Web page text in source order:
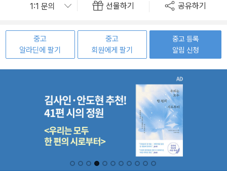
선물하기 공유하기
중고
알라딘에 팔기
중고
회원에게 팔기
중고 등록
알림 신청